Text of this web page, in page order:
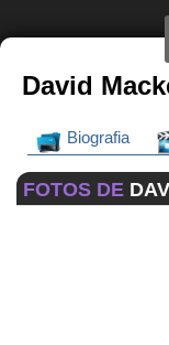
David
Biografia
FOTOS DE